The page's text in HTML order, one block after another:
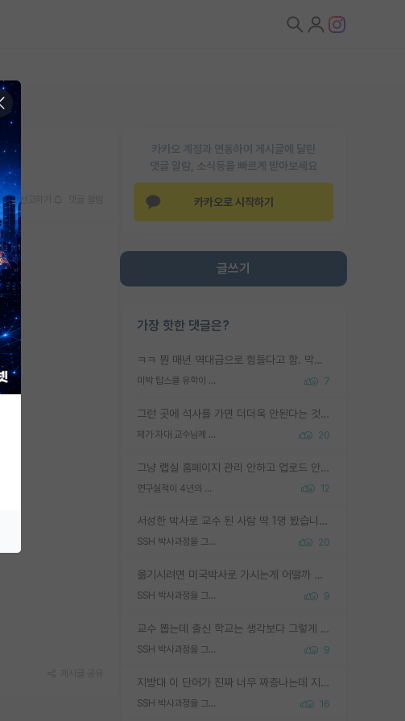
카카오 계정과 연동하여 게시글에 달린
댓글 알람, 소식등을 빠르게 받아보세요
카카오로 시작하기
글쓰기
가장 핫한 댓글은?
ㅋㅋ 뭔 매년 역대급으로 힘들다고 함. 막상 보면 별로 변한건 없음.
미박 탑스쿨 유학이 빡세진 이유 7
그런 곳에 석사를 가면 더더욱 안된다는 것을 깨달으시면 된겁니다!
제가 자대 교수님께 무례하게 행동한 걸까요? 20
그냥 랩실 홈페이지 관리 안하고 업로드 안한거 아님?
연구실적이 4년의 공백이 있는거 어떻게 생각하냐 12
서성한 박사로 교수 된 사람 딱 1명 봤습니다. 근데 지방대 박사로 교수된 거는 기적이 일어나야되요. 서성한 학부부터여도 빡센게 교수임용일텐데 지방대박사로 무슨 교수가 되나요...... 중소기업/중견기업 팀장급/연구소장급이나 될거 같네요.
SSH 박사과정을 그만두고 지방대 박사로 옮기면 교수의 꿈은 끝일까요? 20
옮기시려면 미국박사로 가시는게 어떨까 싶네요. 교수가 꿈이면 미국박사 하고 미국교수 까지 같이 노리시는게 기회가 많지 않을까요?
SSH 박사과정을 그만두고 지방대 박사로 옮기면 교수의 꿈은 끝일까요? 9
교수 뽑는데 출신 학교는 생각보다 그렇게 안 봄. 앞으로는 더 안 보게 될거임. 박사는 어디서 진행해도 됨. 단, 제대로 쌓고 좋은 실적 만들 수 있다면. 그런데 지방대는 그럴 가능성이 지극히 낮음. 나만 열심히 잘 하면 된다? 인간은 주변 환경에 지배되는 나약한 존재임. 주변의 지방대 대학원생과 섞이고 지방 특유의 여유로움 또는 나쁘게 얘기해서 나태함에 젖어 살다보면 교수의 꿈 자체를 잊어버리게 될 가능성도 있음. 주변 환경이 70~80%임.
SSH 박사과정을 그만두고 지방대 박사로 옮기면 교수의 꿈은 끝일까요? 9
지방대 이 단어가 진짜 너무 짜증나는데 지방대면 다 그냥 쓰레기인가요? 무슨 말 같지도 않은 댓글들이 있는건지??? 지방에도 충분히 좋은 대학 많고 충분히 잘하는 교수님들 많습니다 포항공대 4개 IST 대표 지거국들 여기 모두 다 지방에 있고 여기 출신들 중에 교수하는 분들 적지 않습니다 지거국 출신이 무슨 교수를 하냐?라고 생각할 사람들 많은데 상위 대표 지거국에 아웃라이어들 많습니다 결국 개인의 연구역량과 실적이 중요합니다 이 역량을 펼치는데 있어서 지도교수와의 합도 중요합니다. 그리고 경력이 필요하면 해외포닥까지 다녀오세요
SSH 박사과정을 그만두고 지방대 박사로 옮기면 교수의 꿈은 끝일까요? 16
신고하기